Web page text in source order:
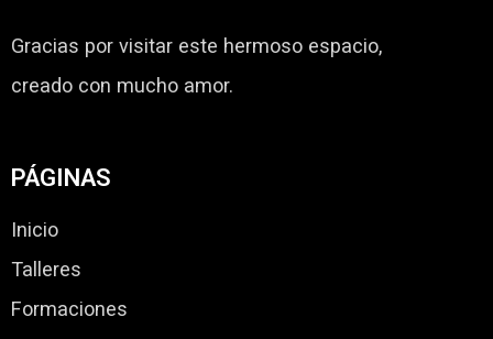
Gracias por visitar este hermoso espacio,
creado con mucho amor.
PÁGINAS
Inicio
Talleres
Formaciones